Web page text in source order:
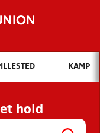
vil du søge efter?
OG NYHEDER
OG
KAMP
hold